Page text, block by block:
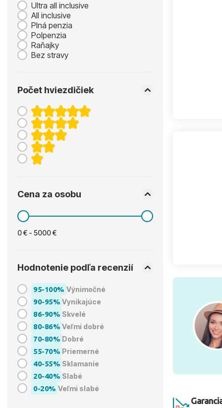
Ultra all inclusive
All inclusive
Plná penzia
Polpenzia
Raňajky
Bez stravy
Počet hviezdičiek
Cena za osobu
0 € - 5000 €
Hodnotenie podľa recenzií
95-100% Výnimočné
90-95% Vynikajúce
86-90% Skvelé
80-86% Veľmi dobré
70-80% Dobré
55-70% Priemerné
40-55% Sklamanie
20-40% Slabé
0-20% Veľmi slabé